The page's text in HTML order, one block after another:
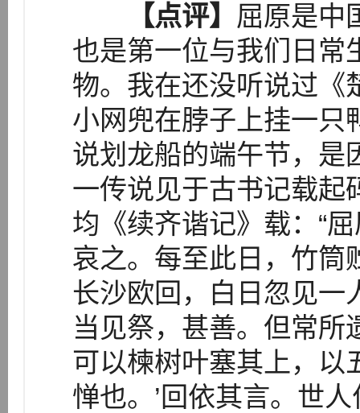
【点评】 屈原是中
也是第一位与我们日常
物。我在还没听说过《
小网兜在脖子上挂一只
说划龙船的端午节，是
一传说见于古书记载起
均《续齐谐记》载：“
哀之。每至此日，竹筒
长沙欧回，白日忽见一
当见祭，甚善。但常所
可以楝树叶塞其上，以
惮也。’回依其言。世